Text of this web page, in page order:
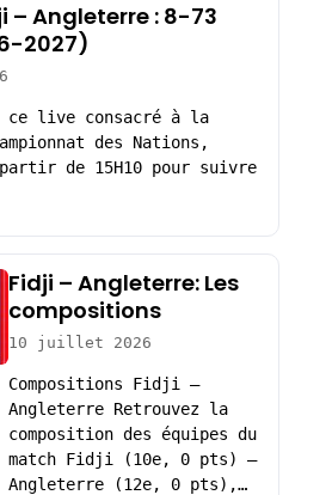
– Angleterre : 8-73
2027)
ce live consacré à la
des Nations,
de 15H10 pour suivre
Fidji – Angleterre: Les
compositions
10 juillet 2026
Compositions Fidji –
Angleterre Retrouvez la
composition des équipes du
match Fidji (10e, 0 pts) –
Angleterre (12e, 0 pts),…